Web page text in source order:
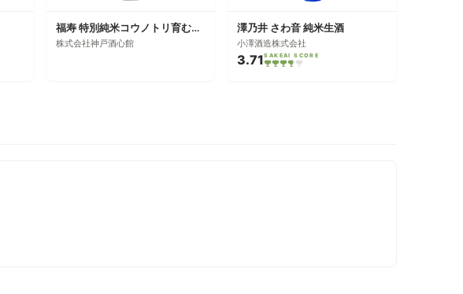
福寿 特別純米コウノトリ育むお米コシヒカリ
株式会社神戸酒心館
澤乃井 さわ音 純米生酒
小澤酒造株式会社
3.71SAKEAI SCORE